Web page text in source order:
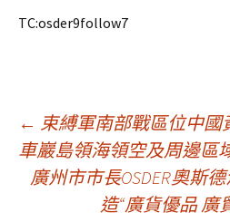
TC:osder9follow7
文
章
← 束縛軍南部戰區位中國
車巖島領海領空及周邊區
廣州市市長OSDER奧斯
造“廣貨優品 廣